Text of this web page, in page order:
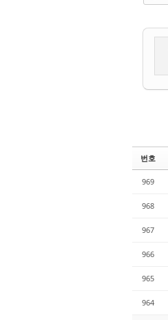
번호
969
968
967
966
965
964